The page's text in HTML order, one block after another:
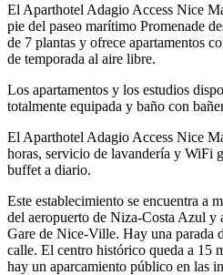
El Aparthotel Adagio Access Nice
pie del paseo marítimo Promenade
de 7 plantas y ofrece apartamentos
de temporada al aire libre.
Los apartamentos y los estudios
totalmente equipada y baño con
El Aparthotel Adagio Access Nice
horas, servicio de lavandería y WiFi
buffet a diario.
Este establecimiento se encuentra a
del aeropuerto de Niza-Costa Azul y
Gare de Nice-Ville. Hay una parada
calle. El centro histórico queda a 15
hay un aparcamiento público en las